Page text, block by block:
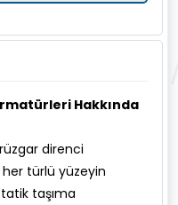
Hakkında
direnci
her türlü yüzeyin
taşıma